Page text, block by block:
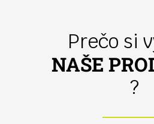
Prečo si
NAŠE
?